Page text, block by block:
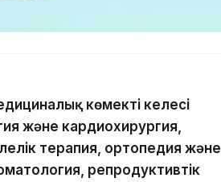
көмектің келесі
және кардиохирургия,
терапия, ортопедия және
репродуктивтік